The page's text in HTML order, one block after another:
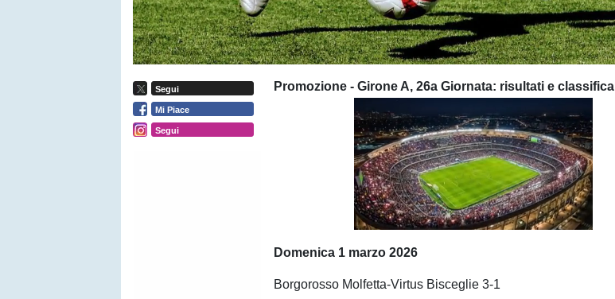
Segui
Mi Piace
Segui
Promozione - Girone A, 26a Giornata: risultati e classifica
Unmute
Loaded:
100.00%
Domenica 1 marzo 2026
Borgorosso Molfetta-Virtus Bisceglie 3-1